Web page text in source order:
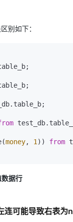
别如下：
money, 1 )) from
据行
连可能导致右表为